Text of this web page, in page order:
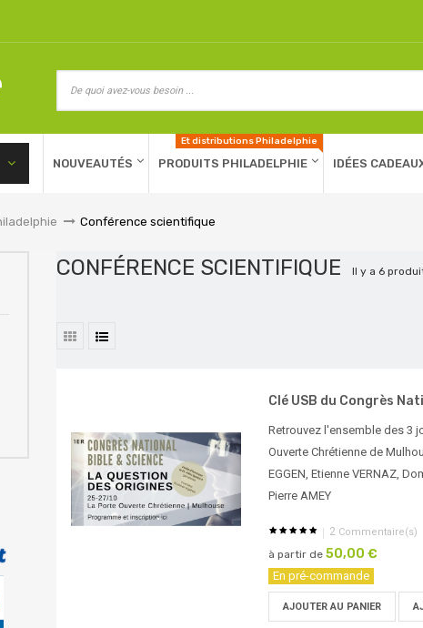
NOUVEAUTÉS PRODUITS PHILADELPHIE
Et distributions Philadelphie
IDÉES
> Conférence scientifique
CONFÉRENCE SCIENTIFIQUE Il y a 6
Clé USB du Congrès
Retrouvez l'ensemble des 3
Ouverte Chrétienne de
EGGEN, Etienne VERNAZ,
Pierre AMEY
2 Commentaire(s)
à partir de 50,00 €
En pré-commande
AJOUTER AU PANIER